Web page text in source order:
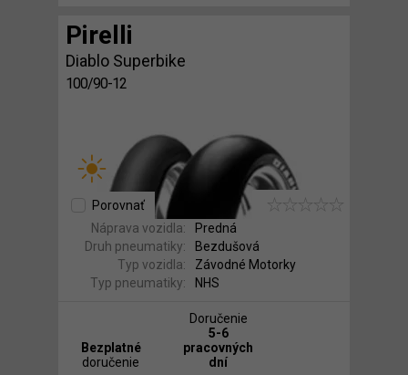
Pirelli
Diablo Superbike
100/90-12
Porovnať
Náprava vozidla:
Predná
Druh pneumatiky:
Bezdušová
Typ vozidla:
Závodné Motorky
Typ pneumatiky:
NHS
Bezplatné
doručenie
Doručenie
5-6
pracovných
dní